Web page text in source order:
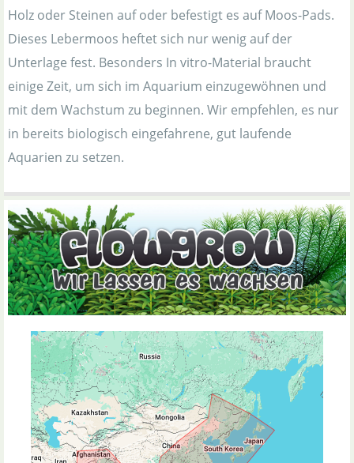
Holz oder Steinen auf oder befestigt es auf Moos-Pads.
Dieses Lebermoos heftet sich nur wenig auf der
Unterlage fest. Besonders In vitro-Material braucht
einige Zeit, um sich im Aquarium einzugewöhnen und
mit dem Wachstum zu beginnen. Wir empfehlen, es nur
in bereits biologisch eingefahrene, gut laufende
Aquarien zu setzen.